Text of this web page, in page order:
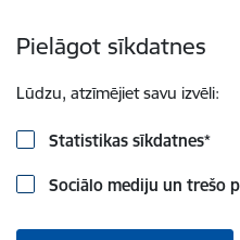
Pielāgot sīkdatnes
Lūdzu, atzīmējiet savu izvēli:
Statistikas sīkdatnes*
Sociālo mediju un trešo